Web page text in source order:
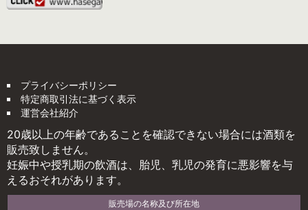
プライバシーポリシー
特定商取引法に基づく表示
運営会社紹介
20歳以上の年齢であることを確認できない場合には酒類を
販売致しません。
妊娠中や授乳期の飲酒は、胎児、乳児の発育に悪影響を与
えるおそれがあります。
販売場の名称及び所在地